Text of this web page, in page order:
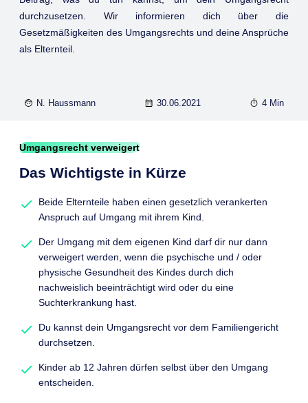
durchzusetzen. Wir informieren dich über die
Gesetzmäßigkeiten des Umgangsrechts und deine Ansprüche
als Elternteil.
N. Haussmann 30.06.2021 4 Min
Umgangsrecht verweigert
Das Wichtigste in Kürze
Beide Elternteile haben einen gesetzlich verankerten
Anspruch auf Umgang mit ihrem Kind.
Der Umgang mit dem eigenen Kind darf dir nur dann
verweigert werden, wenn die psychische und / oder
physische Gesundheit des Kindes durch dich
nachweislich beeinträchtigt wird oder du eine
Suchterkrankung hast.
Du kannst dein Umgangsrecht vor dem Familiengericht
durchsetzen.
Kinder ab 12 Jahren dürfen selbst über den Umgang
entscheiden.